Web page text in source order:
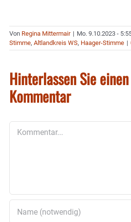
Von Regina Mittermair | Mo. 9.10.2023 -
Stimme, Altlandkreis WS, Haager-Stimme |
Hinterlassen Sie einen
Kommentar